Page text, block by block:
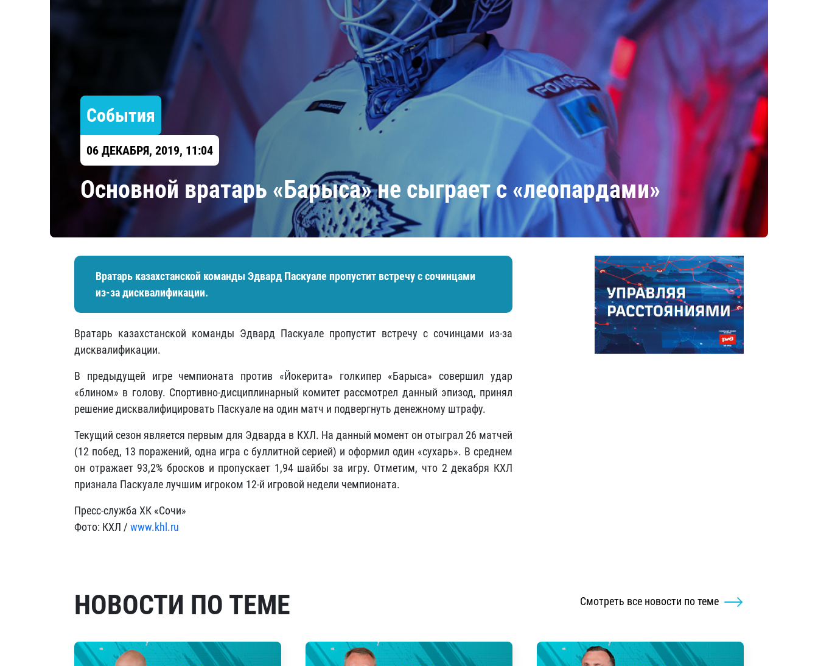
Локомотив Амур
Салават Юлаев
Сибирь
События
06 ДЕКАБРЯ, 2019, 11:04
​Основной вратарь «Барыса» не сыграет с «леопардами»
Вратарь казахстанской команды Эдвард Паскуале пропустит встречу с сочинцами
из-за дисквалификации.
Вратарь казахстанской команды Эдвард Паскуале пропустит встречу с сочинцами из-за
дисквалификации.
В предыдущей игре чемпионата против «Йокерита» голкипер «Барыса» совершил удар
«блином» в голову. Спортивно-дисциплинарный комитет рассмотрел данный эпизод, принял
решение дисквалифицировать Паскуале на один матч и подвергнуть денежному штрафу.
Текущий сезон является первым для Эдварда в КХЛ. На данный момент он отыграл 26 матчей
(12 побед, 13 поражений, одна игра с буллитной серией) и оформил один «сухарь». В среднем
он отражает 93,2% бросков и пропускает 1,94 шайбы за игру. Отметим, что 2 декабря КХЛ
признала Паскуале лучшим игроком 12-й игровой недели чемпионата.
Пресс-служба ХК «Сочи»
Фото: КХЛ / www.khl.ru
НОВОСТИ ПО ТЕМЕ Смотреть все новости по теме